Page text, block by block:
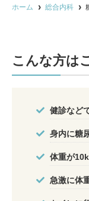
ホーム 総合内科
こんな方は
健診など
身内に糖
体重が
急激に体